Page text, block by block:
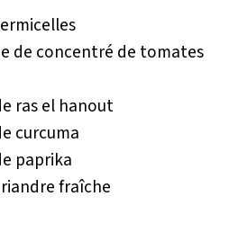
de concentré de tomates
ras el hanout
curcuma
paprika
fraîche